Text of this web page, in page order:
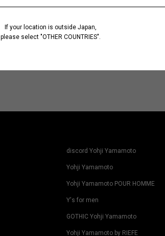
If your location is outside Japan,
please select "OTHER COUNTRIES".
discord Yohji Yamamoto
Yohji Yamamoto
Yohji Yamamoto POUR HOMME
Y's for men
GOTHIC Yohji Yamamoto
Yohji Yamamoto by RIEFE